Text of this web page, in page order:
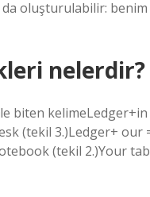
oluşturulabilir:
nelerdir?
biten
(tekil 3.)Ledger+
(tekil 2.)Your